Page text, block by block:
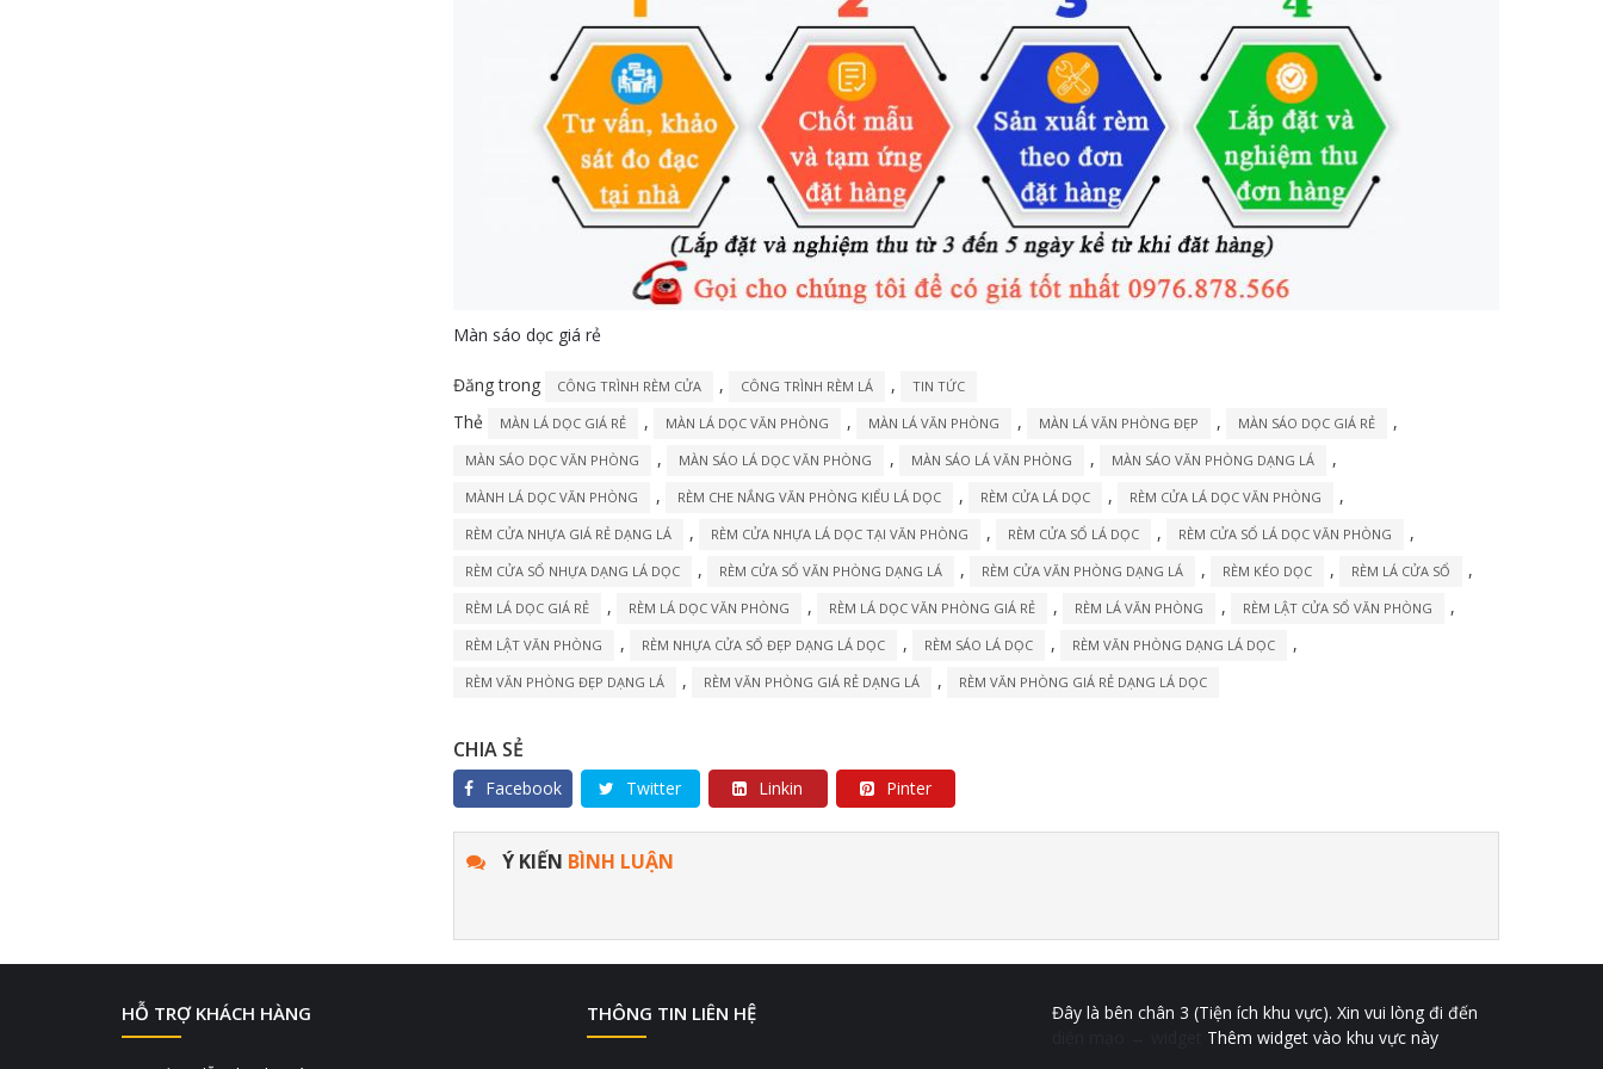
Màn sáo dọc giá rẻ
Đăng trong CÔNG TRÌNH RÈM CỬA , CÔNG TRÌNH RÈM LÁ , TIN TỨC
Thẻ MÀN LÁ DỌC GIÁ RẺ , MÀN LÁ DỌC VĂN PHÒNG , MÀN LÁ VĂN PHÒNG , MÀN LÁ VĂN PHÒNG ĐẸP , MÀN SÁO DỌC GIÁ RẺ ,
MÀN SÁO DỌC VĂN PHÒNG , MÀN SÁO LÁ DỌC VĂN PHÒNG , MÀN SÁO LÁ VĂN PHÒNG , MÀN SÁO VĂN PHÒNG DẠNG LÁ ,
MÀNH LÁ DỌC VĂN PHÒNG , RÈM CHE NẮNG VĂN PHÒNG KIỂU LÁ DỌC , RÈM CỬA LÁ DỌC , RÈM CỬA LÁ DỌC VĂN PHÒNG ,
RÈM CỬA NHỰA GIÁ RẺ DẠNG LÁ , RÈM CỬA NHỰA LÁ DỌC TẠI VĂN PHÒNG , RÈM CỬA SỔ LÁ DỌC , RÈM CỬA SỔ LÁ DỌC VĂN PHÒNG ,
RÈM CỬA SỔ NHỰA DẠNG LÁ DỌC , RÈM CỬA SỔ VĂN PHÒNG DẠNG LÁ , RÈM CỬA VĂN PHÒNG DẠNG LÁ , RÈM KÉO DỌC , RÈM LÁ CỬA SỔ ,
RÈM LÁ DỌC GIÁ RẺ , RÈM LÁ DỌC VĂN PHÒNG , RÈM LÁ DỌC VĂN PHÒNG GIÁ RẺ , RÈM LÁ VĂN PHÒNG , RÈM LẬT CỬA SỔ VĂN PHÒNG ,
RÈM LẬT VĂN PHÒNG , RÈM NHỰA CỬA SỔ ĐẸP DẠNG LÁ DỌC , RÈM SÁO LÁ DỌC , RÈM VĂN PHÒNG DẠNG LÁ DỌC ,
RÈM VĂN PHÒNG ĐẸP DẠNG LÁ , RÈM VĂN PHÒNG GIÁ RẺ DẠNG LÁ , RÈM VĂN PHÒNG GIÁ RẺ DẠNG LÁ DỌC
CHIA SẺ
Facebook Twitter Linkin Pinter
Ý KIẾN BÌNH LUẬN
HỖ TRỢ KHÁCH HÀNG THÔNG TIN LIÊN HỆ
Đây là bên chân 3 (Tiện ích khu vực). Xin vui lòng đi đến
Thêm widget vào khu vực này